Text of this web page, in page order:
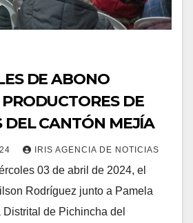
DE ABONO
DE
DEL CANTÓN MEJÍA
IRIS AGENCIA DE NOTICIAS
03 de abril de 2024, el
Rodríguez junto a Pamela
de Pichincha del